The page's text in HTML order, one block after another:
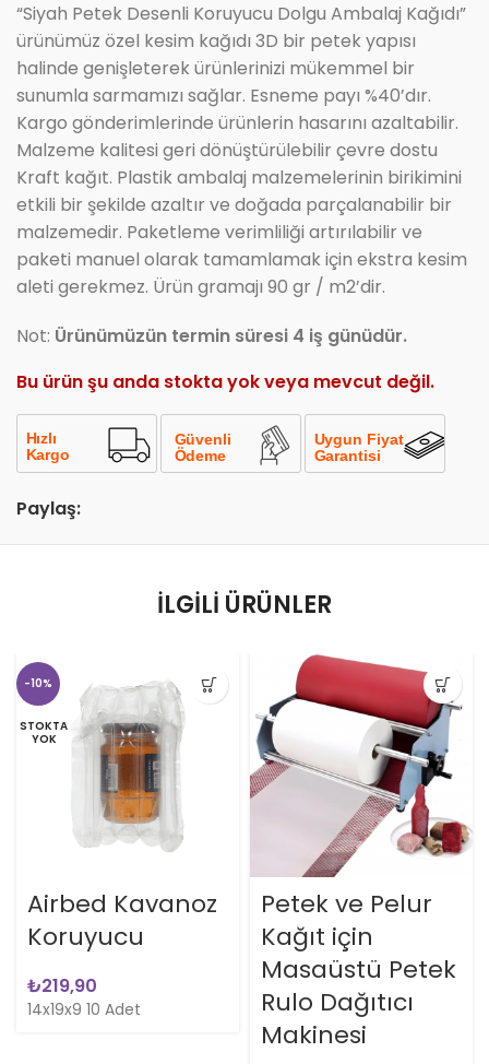
“Siyah Petek Desenli Koruyucu Dolgu Ambalaj Kağıdı”
ürünümüz özel kesim kağıdı 3D bir petek yapısı
halinde genişleterek ürünlerinizi mükemmel bir
sunumla sarmamızı sağlar. Esneme payı %40’dır.
Kargo gönderimlerinde ürünlerin hasarını azaltabilir.
Malzeme kalitesi geri dönüştürülebilir çevre dostu
Kraft kağıt. Plastik ambalaj malzemelerinin birikimini
etkili bir şekilde azaltır ve doğada parçalanabilir bir
malzemedir. Paketleme verimliliği artırılabilir ve
paketi manuel olarak tamamlamak için ekstra kesim
aleti gerekmez. Ürün gramajı 90 gr / m2’dir.
Not: Ürünümüzün termin süresi 4 iş günüdür.
Bu ürün şu anda stokta yok veya mevcut değil.
Paylaş:
İLGILI ÜRÜNLER
-10%
STOKTA
YOK
Airbed Kavanoz
Koruyucu
₺
14x19x9 10 Adet
Petek ve Pelur
Kağıt için
Masaüstü Petek
Rulo Dağıtıcı
Makinesi